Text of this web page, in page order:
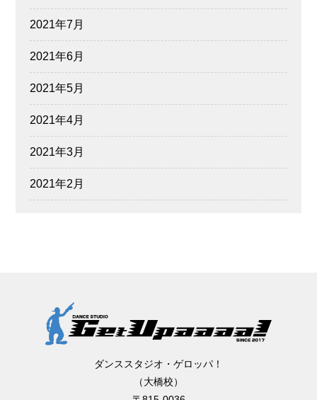
2021年7月
2021年6月
2021年5月
2021年4月
2021年3月
2021年2月
ダンススタジオ・ゲロッパ！
（大橋校）